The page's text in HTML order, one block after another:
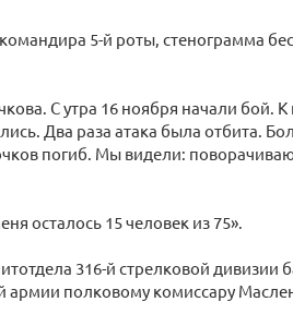
5-й роты, стенограмма
С утра 16 ноября начали бой.
Два раза атака была отбита.
погиб. Мы видели:
осталось 15 человек из 75».
316-й стрелковой дивизии
армии полковому комиссару